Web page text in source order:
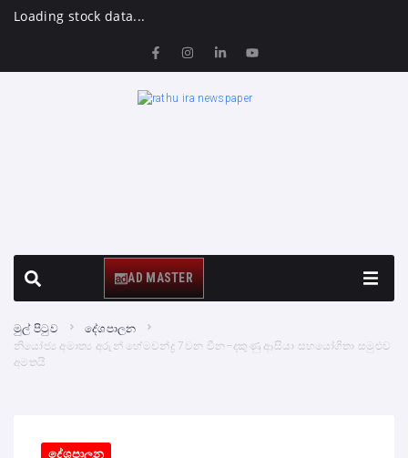
Loading stock data...
AD MASTER
මුල් පිටුව
දේශපාලන
නියෝජ්‍ය අමාත්‍ය අරුන් හේමචන්ද්‍ර 7වන චීන–දකුණු ආසියා සහයෝගිතා සමුළුව
අමතයි
දේශපාලන